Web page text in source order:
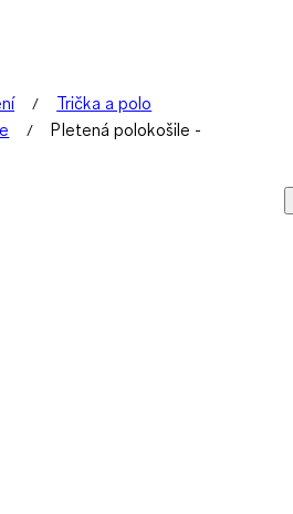
Trička a polo
Pletená polokošile -